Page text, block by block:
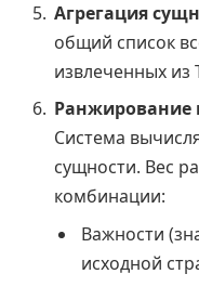
Агрегация
общий список
извлеченных из
Ранжирование
Система
сущности. Вес
комбинации:
Важности
исходной